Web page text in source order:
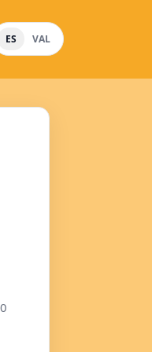
ES VAL